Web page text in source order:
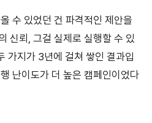
수 있었던 건 파격적인 제안을
신뢰, 그걸 실제로 실행할 수 있
가지가 3년에 걸쳐 쌓인 결과입
난이도가 더 높은 캠페인이었다